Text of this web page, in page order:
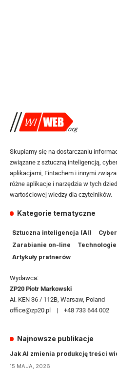
Skupiamy się na dostarczaniu
związane z sztuczną inteligencją,
aplikacjami, Fintachem i innymi
różne aplikacje i narzędzia w tych
wartościowej wiedzy dla czytelników.
Kategorie tematyczne
Sztuczna inteligencja (AI)
Zarabianie on-line
Technologie
Artykuły pratnerów
Wydawca:
ZP20 Piotr Markowski
Al. KEN 36 / 112B, Warsaw, Poland
office@zp20.pl | +48 733 644 002
Najnowsze publikacje
Jak AI zmienia produkcję treści
15 MAJA, 2026